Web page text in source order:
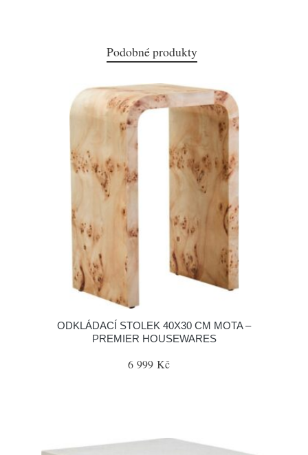
Podobné produkty
ODKLÁDACÍ STOLEK 40X30 CM MOTA –
PREMIER HOUSEWARES
6 999 Kč